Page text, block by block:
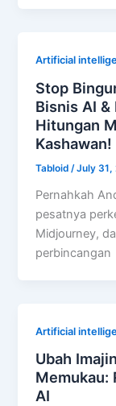
Artificial
Stop
Bisnis AI &
Hitungan
Kashawan!
Tabloid/July 31,
Pernahkah
pesatnya
Midjourney,
perbincangan
Artificial
Ubah
Memukau:
AI